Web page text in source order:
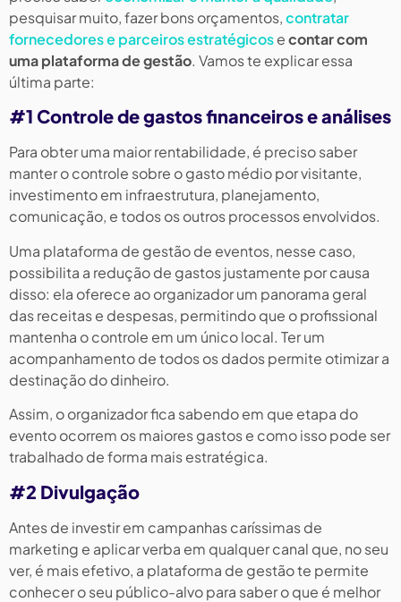
pesquisar muito, fazer bons orçamentos,contratar
fornecedores e parceiros estratégicosecontar com
uma plataforma de gestão. Vamos te explicar essa
última parte:
#1 Controle de gastos financeiros e análises
Para obter uma maior rentabilidade, é preciso saber
manter o controle sobre o gasto médio por visitante,
investimento em infraestrutura, planejamento,
comunicação, e todos os outros processos envolvidos.
Uma plataforma de gestão de eventos, nesse caso,
possibilita a redução de gastos justamente por causa
disso: ela oferece ao organizador um panorama geral
das receitas e despesas, permitindo que o profissional
mantenha o controle em um único local. Ter um
acompanhamento de todos os dados permite otimizar a
destinação do dinheiro.
Assim, o organizador fica sabendo em que etapa do
evento ocorrem os maiores gastos e como isso pode ser
trabalhado de forma mais estratégica.
#2 Divulgação
Antes de investir em campanhas caríssimas de
marketing e aplicar verba em qualquer canal que, no seu
ver, é mais efetivo, a plataforma de gestão te permite
conhecer o seu público-alvo para saber o que é melhor